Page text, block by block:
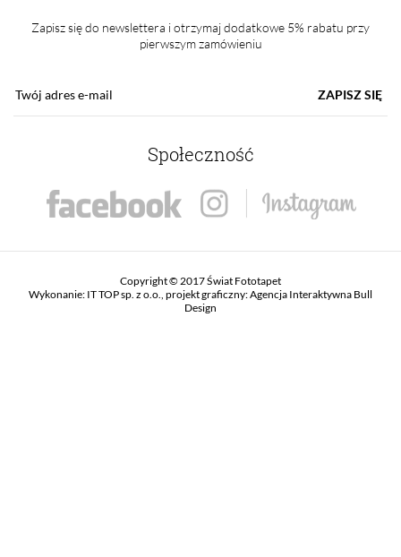
Zapisz się do newslettera i otrzymaj dodatkowe 5% rabatu przy
pierwszym zamówieniu
ZAPISZ SIĘ
Społeczność
Copyright © 2017 Świat Fototapet
Wykonanie: IT TOP sp. z o.o. , projekt graficzny:Agencja Interaktywna Bull
Design